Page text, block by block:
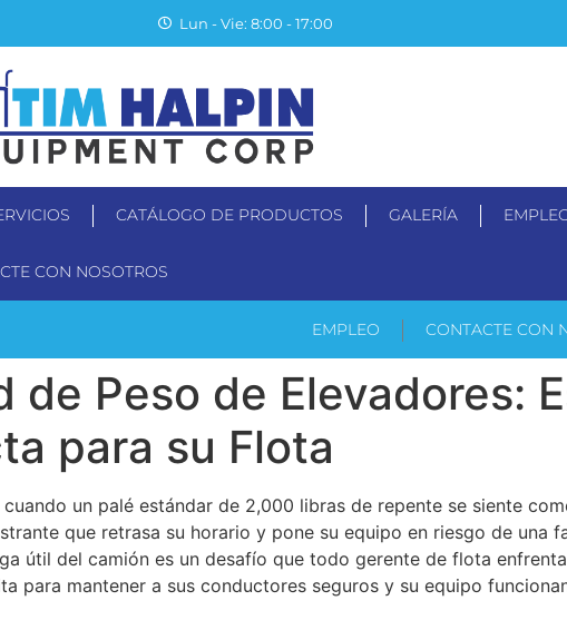
Lun - Vie: 8:00 - 17:00
CATÁLOGO DE PRODUCTOS GALERÍA
CON NOSOTROS
PRODUCTOS
EMPLEO CONTACTE CON
de Peso de Elevadores:
para su Flota
un palé estándar de 2,000 libras de repente se siente
que retrasa su horario y pone su equipo en riesgo de una
útil del camión es un desafío que todo gerente de flota
para mantener a sus conductores seguros y su equipo